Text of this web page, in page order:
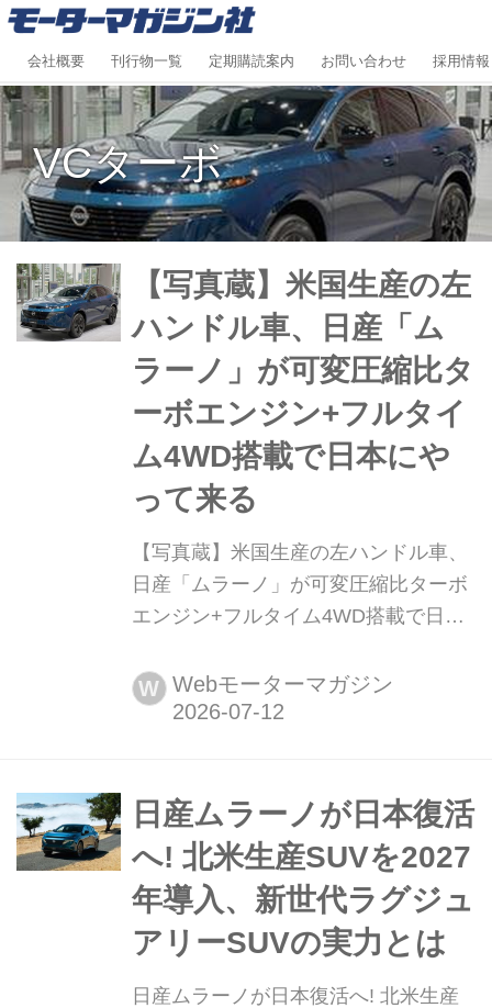
会社概要 刊行物一覧 定期購読案内 お問い合わせ 採用情報
VCターボ
【写真蔵】米国生産の左
ハンドル車、日産「ム
ラーノ」が可変圧縮比タ
ーボエンジン+フルタイ
ム4WD搭載で日本にや
って来る
【写真蔵】米国生産の左ハンドル車、
日産「ムラーノ」が可変圧縮比ターボ
エンジン+フルタイム4WD搭載で日本
ミッドサイズ クロスオーバーSUVの
「ムラーノ(MURANO)」を日本市場に
W Webモーターマガジン
日産ムラーノが日本復活
へ! 北米生産SUVを2027
年導入、新世代ラグジュ
アリーSUVの実力とは
日産ムラーノが日本復活へ! 北米生産